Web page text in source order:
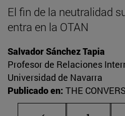
El fin de la neutralidad
entra en la OTAN
Salvador Sánchez Tapia
Profesor de Relaciones
Universidad de Navarra
Publicado en: THE